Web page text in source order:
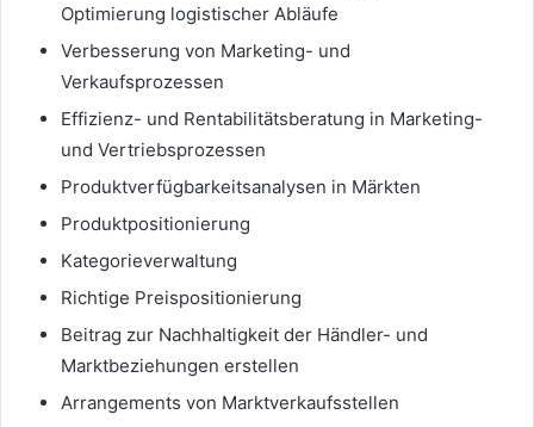
Optimierung logistischer Abläufe
Verbesserung von Marketing- und
Verkaufsprozessen
Effizienz- und Rentabilitätsberatung in Marketing-
und Vertriebsprozessen
Produktverfügbarkeitsanalysen in Märkten
Produktpositionierung
Kategorieverwaltung
Richtige Preispositionierung
Beitrag zur Nachhaltigkeit der Händler- und
Marktbeziehungen erstellen
Arrangements von Marktverkaufsstellen